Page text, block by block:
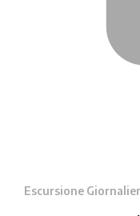
Escursione